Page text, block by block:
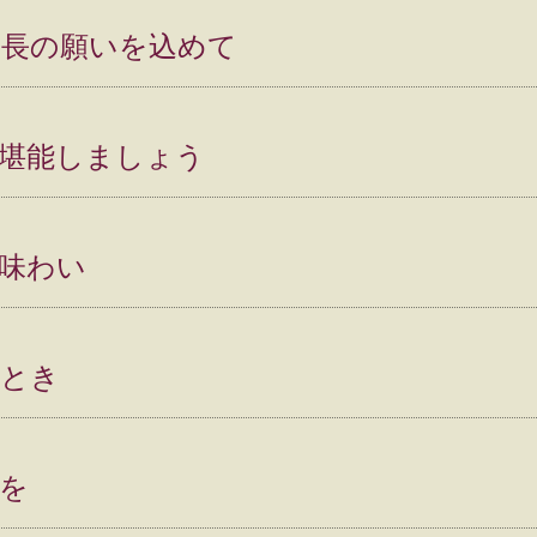
の願いを込めて
能しましょう
わい
き